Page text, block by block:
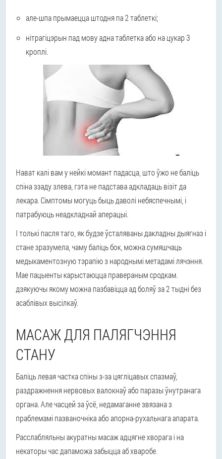
але-шпа прымаецца штодня па 2 таблеткі;
нітрагіцэрын пад мову адна таблетка або на цукар 3
кроплі.
Нават калі вам у нейкі момант падасца, што ўжо не баліць
спіна ззаду злева, гэта не падстава адкладаць візіт да
лекара. Сімптомы могуць быць даволі небяспечнымі, і
патрабуюць неадкладнай аперацыі.
І толькі пасля таго, як будзе ўсталяваны дакладны дыягназ і
стане зразумела, чаму баліць бок, можна сумяшчаць
медыкаментозную тэрапію з народнымі метадамі лячэння.
Мае пацыенты карыстаюцца правераным сродкам.
дзякуючы якому можна пазбавіцца ад боляў за 2 тыдні без
асаблівых высілкаў.
МАСАЖ ДЛЯ ПАЛЯГЧЭННЯ
СТАНУ
Баліць левая частка спіны з-за цягліцавых спазмаў,
раздражнення нервовых валокнаў або паразы ўнутранага
органа. Але часцей за ўсё, недамаганне звязана з
праблемамі пазваночніка або апорна-рухальнага апарата.
Расслабляльны акуратны масаж адцягне хворага і на
некаторы час дапаможа забыцца аб хваробе.